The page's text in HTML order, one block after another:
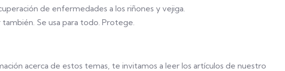
de enfermedades a los riñones y vejiga.
también. Se usa para todo. Protege.
acerca de estos temas, te invitamos a leer los artículos de nuestro